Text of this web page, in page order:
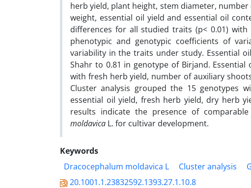
herb yield, plant height, stem diameter,
weight, essential oil yield and essential oil
differences for all studied traits (p< 0.01)
phenotypic and genotypic coefficients of
variability in the traits under study. Essential
Shahr to 0.81 in genotype of Birjand.
with fresh herb yield, number of auxiliary
Cluster analysis grouped the 15 genotypes
essential oil yield, fresh herb yield, dry herb
results indicate the presence of
moldavica L. for cultivar development.
Keywords
Dracocephalum moldavica L
Cluster analysis
20.1001.1.23832592.1393.27.1.10.8